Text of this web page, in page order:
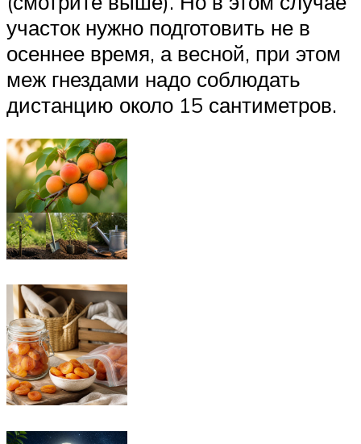
участок нужно подготовить не в
осеннее время, а весной, при этом
меж гнездами надо соблюдать
дистанцию около 15 сантиметров.